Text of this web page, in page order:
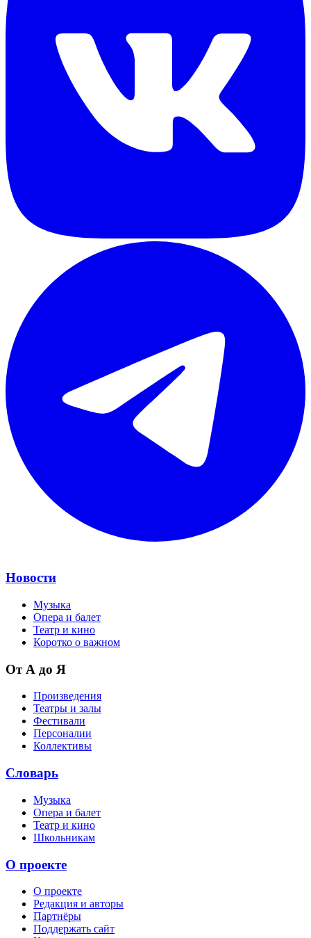
Новости
Музыка
Опера и балет
Театр и кино
Коротко о важном
От А до Я
Произведения
Театры и залы
Фестивали
Персоналии
Коллективы
Словарь
Музыка
Опера и балет
Театр и кино
Школьникам
О проекте
О проекте
Редакция и авторы
Партнёры
Поддержать сайт